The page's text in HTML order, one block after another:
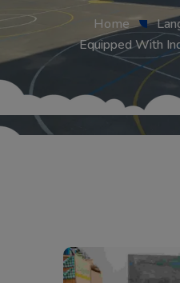
Home
Equipped With